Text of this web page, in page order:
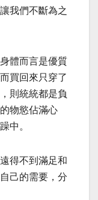
我們不斷為之
體而言是優質
買回來只穿了
則統統都是負
物慾佔滿心
中。
得不到滿足和
己的需要，分